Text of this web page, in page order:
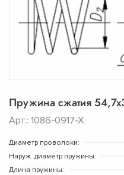
Пружина сжатия
Арт.: 1086-0917-Х
Диаметр проволоки:
Наруж. диаметр пружины:
Длина пружины: